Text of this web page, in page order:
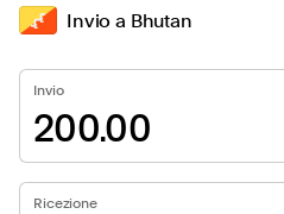
Invio a Bhutan
Invio
Ricezione